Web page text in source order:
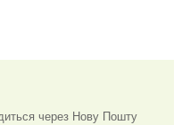
через Нову Пошту